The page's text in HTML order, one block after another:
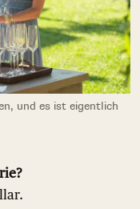
und es ist eigentlich